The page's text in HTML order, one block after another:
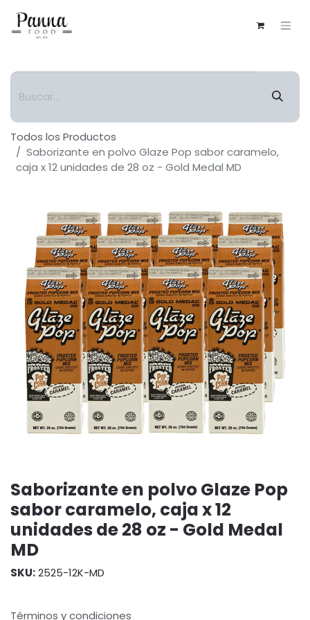
Todos los Productos
Saborizante en polvo Glaze Pop sabor caramelo,
caja x 12 unidades de 28 oz - Gold Medal MD
Saborizante en polvo Glaze Pop
sabor caramelo, caja x 12
unidades de 28 oz - Gold Medal
MD
SKU:2525-12K-MD
Términos y condiciones